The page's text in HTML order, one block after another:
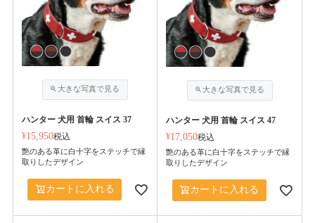
ハンター 犬用 首輪 スイス 37
¥15,950税込
艶のある革に白十字をステッチで縁
取りしたデザイン
カートに入れる
ハンター 犬用 首輪 スイス 47
¥17,050税込
艶のある革に白十字をステッチで縁
取りしたデザイン
カートに入れる